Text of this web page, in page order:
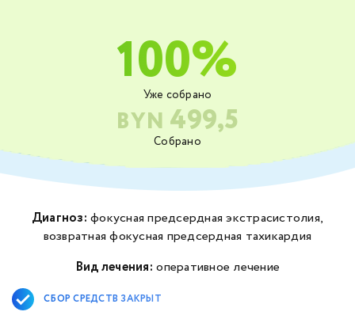
Собрано
BYN 499,5
Уже собрано
100%
Диагноз: фокусная предсердная экстрасистолия,
возвратная фокусная предсердная тахикардия
Вид лечения: оперативное лечение
СБОР СРЕДСТВ ЗАКРЫТ